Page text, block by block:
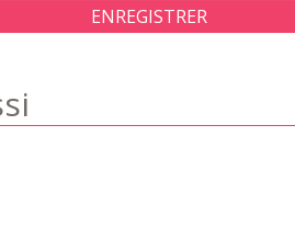
ENREGISTRER